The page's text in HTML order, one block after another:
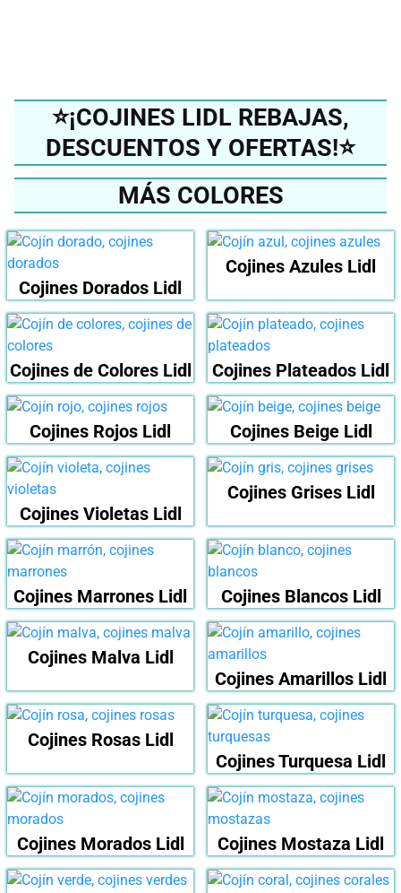
⭐¡COJINES LIDL REBAJAS,
DESCUENTOS Y OFERTAS!⭐
MÁS COLORES
Cojines Dorados Lidl
Cojines Azules Lidl
Cojines de Colores Lidl Cojines Plateados Lidl
Cojines Rojos Lidl Cojines Beige Lidl
Cojines Violetas Lidl
Cojines Grises Lidl
Cojines Marrones Lidl Cojines Blancos Lidl
Cojines Malva Lidl
Cojines Amarillos Lidl
Cojines Rosas Lidl
Cojines Turquesa Lidl
Cojines Morados Lidl Cojines Mostaza Lidl